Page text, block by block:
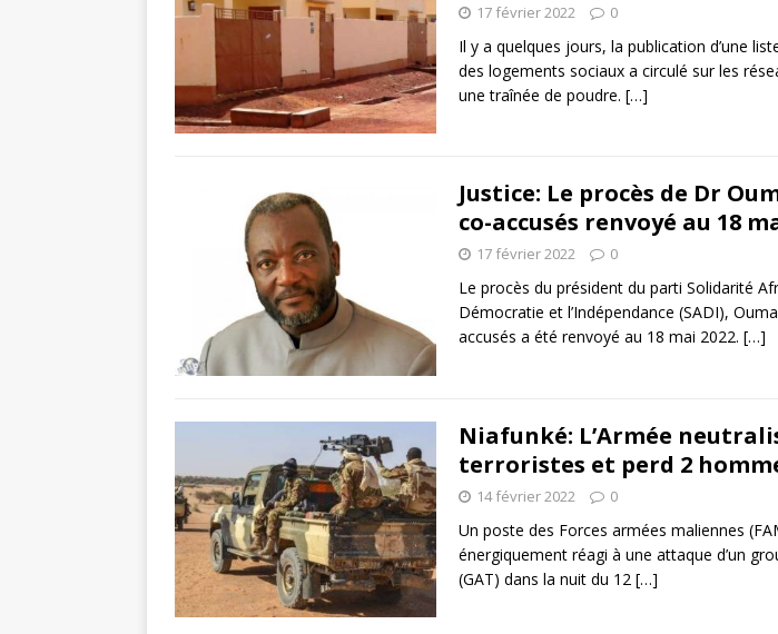
17 février 2022 0
Il y a quelques jours, la publication d’une
des logements sociaux a circulé sur les
une traînée de poudre. […]
Justice: Le procès de Dr
co-accusés renvoyé au 18
17 février 2022 0
Le procès du président du parti Solidarité
Démocratie et l’Indépendance (SADI),
accusés a été renvoyé au 18 mai 2022. […]
Niafunké: L’Armée
terroristes et perd 2
14 février 2022 0
Un poste des Forces armées maliennes
énergiquement réagi à une attaque d’un
(GAT) dans la nuit du 12 […]